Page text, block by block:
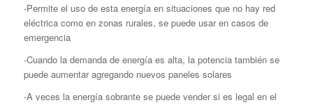
-Permite el uso de esta energía en situaciones que no hay red
eléctrica como en zonas rurales, se puede usar en casos de
emergencia
-Cuando la demanda de energía es alta, la potencia también se
puede aumentar agregando nuevos paneles solares
-A veces la energía sobrante se puede vender si es legal en el